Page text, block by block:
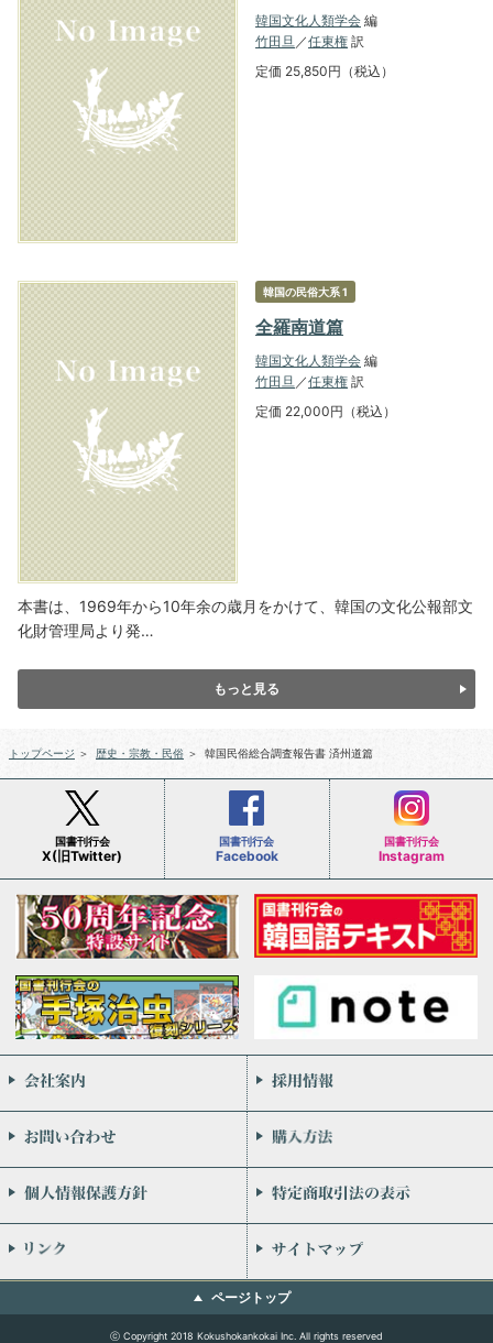
韓国文化人類学会 編
竹田旦／任東権 訳
定価 25,850円（税込）
韓国の民俗大系 1
全羅南道篇
韓国文化人類学会 編
竹田旦／任東権 訳
定価 22,000円（税込）
本書は、1969年から10年余の歳月をかけて、韓国の文化公報部文
化財管理局より発…
もっと見る
トップページ ＞ 歴史・宗教・民俗 ＞ 韓国民俗総合調査報告書 済州道篇
国書刊行会
X(旧Twitter)
国書刊行会
Facebook
国書刊行会
Instagram
会社案内
お問い合わせ
個人情報保護方針
リンク
ページトップ
ⓒ Copyright 2018 Kokushokankokai Inc. All rights reserved